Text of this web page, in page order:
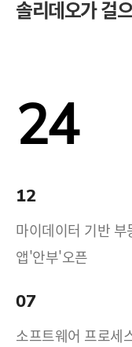
솔리데오가 걸
24
12
마이데이터 기반
앱'안부'오픈
07
소프트웨어 프로세